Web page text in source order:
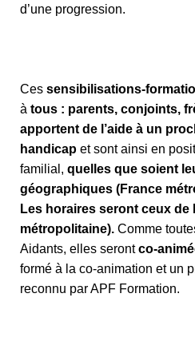
d’une progression.
Ces sensibilisations-
à tous : parents, conjoints,
apportent de l’aide à un
handicap et sont ainsi en
familial, quelles que soient
géographiques (France
Les horaires seront ceux de
métropolitaine). Comme
Aidants, elles serontco-
formé à la co-animation et un
reconnu par APF Formation.